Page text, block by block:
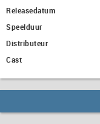
Releasedatum
Speelduur
Distributeur
Cast